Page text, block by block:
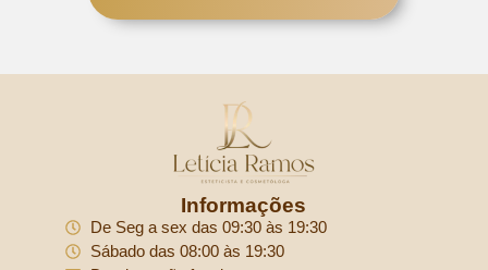
Informações
De Seg a sex das 09:30 às 19:30
Sábado das 08:00 às 19:30